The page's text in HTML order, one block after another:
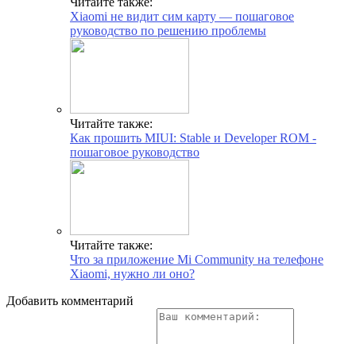
Xiaomi не видит сим карту — пошаговое
руководство по решению проблемы
Читайте также:
Как прошить MIUI: Stable и Developer ROM -
пошаговое руководство
Читайте также:
Что за приложение Mi Community на телефоне
Xiaomi, нужно ли оно?
Добавить комментарий